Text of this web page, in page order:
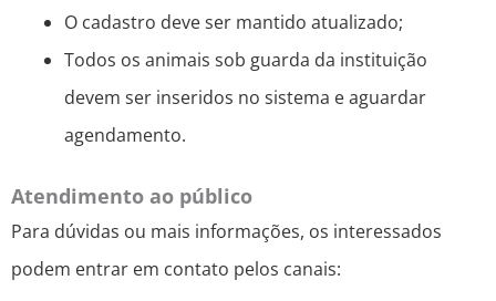
O cadastro deve ser mantido atualizado;
Todos os animais sob guarda da instituição
devem ser inseridos no sistema e aguardar
agendamento.
Atendimento ao público
Para dúvidas ou mais informações, os interessados
podem entrar em contato pelos canais: